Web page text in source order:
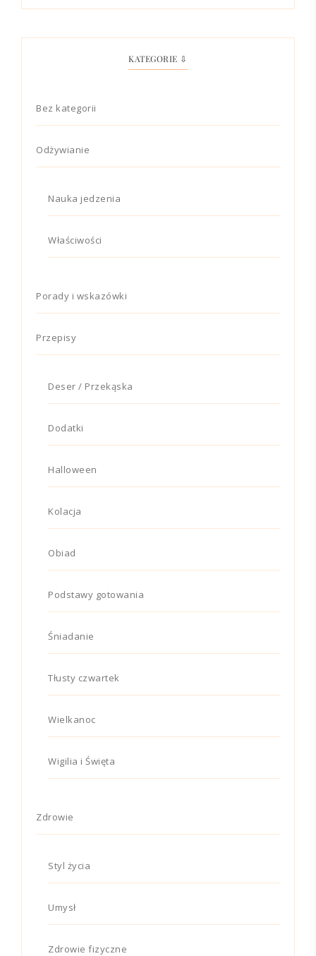
KATEGORIE ⇩
Bez kategorii
Odżywianie
Nauka jedzenia
Właściwości
Porady i wskazówki
Przepisy
Deser / Przekąska
Dodatki
Halloween
Kolacja
Obiad
Podstawy gotowania
Śniadanie
Tłusty czwartek
Wielkanoc
Wigilia i Święta
Zdrowie
Styl życia
Umysł
Zdrowie fizyczne